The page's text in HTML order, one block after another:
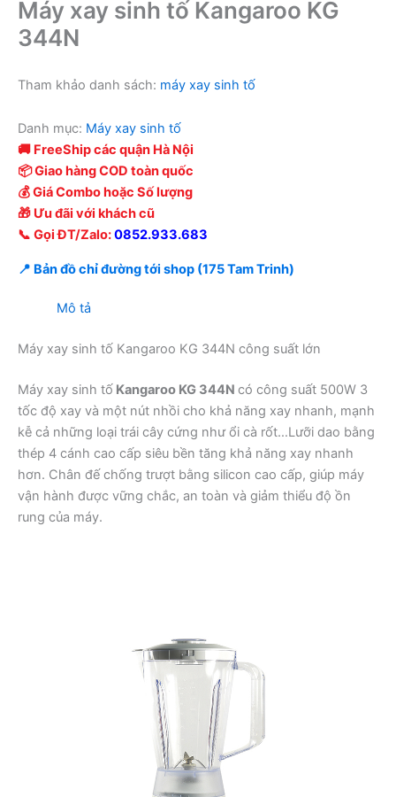
Máy xay sinh tố Kangaroo KG
344N
Tham khảo danh sách: máy xay sinh tố
Danh mục: Máy xay sinh tố
🚚 FreeShip các quận Hà Nội
📦 Giao hàng COD toàn quốc
💰 Giá Combo hoặc Số lượng
🎁 Ưu đãi với khách cũ
📞 Gọi ĐT/Zalo:0852.933.683
📍 Bản đồ chỉ đường tới shop (175 Tam Trinh)
Mô tả
Máy xay sinh tố Kangaroo KG 344N công suất lớn
Máy xay sinh tố Kangaroo KG 344N có công suất 500W 3
tốc độ xay và một nút nhồi cho khả năng xay nhanh, mạnh
kễ cả những loại trái cây cứng như ổi cà rốt…Lưỡi dao bằng
thép 4 cánh cao cấp siêu bền tăng khả năng xay nhanh
hơn. Chân đế chống trượt bằng silicon cao cấp, giúp máy
vận hành được vững chắc, an toàn và giảm thiểu độ ồn
rung của máy.